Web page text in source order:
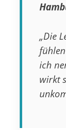
„Die
ich
wirkt